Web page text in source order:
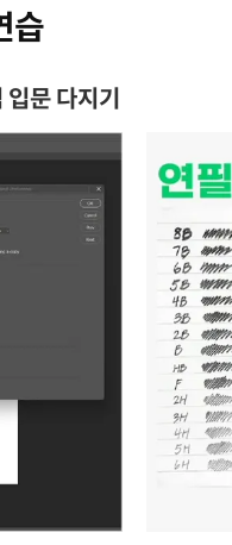
습
문 다지기